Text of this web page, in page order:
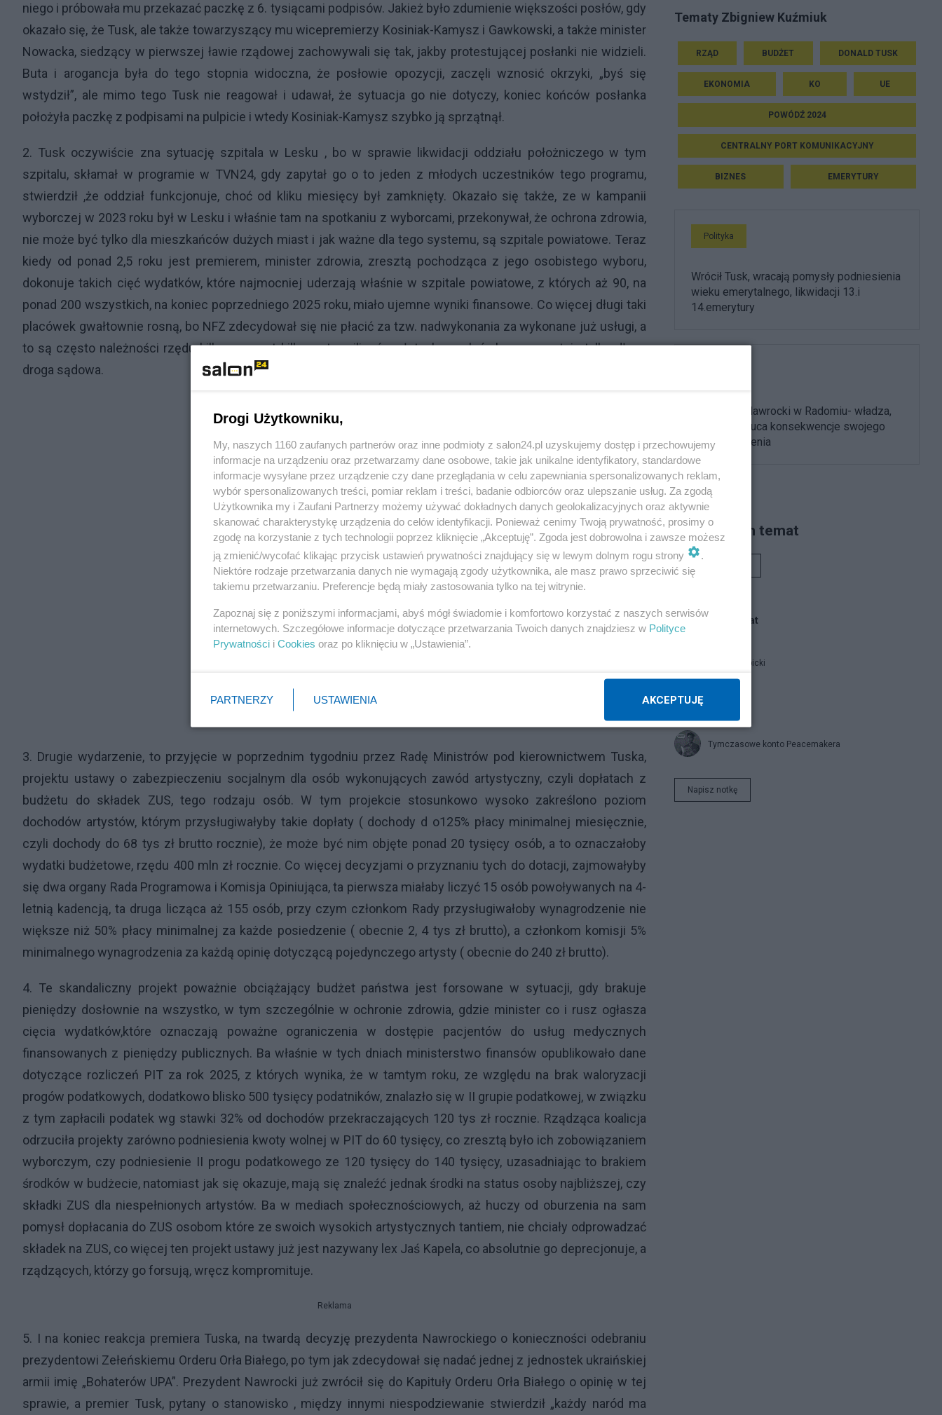
niego i próbowała mu przekazać paczkę z 6. tysiącami podpisów. Jakież było zdumienie większości posłów, gdy
okazało się, że Tusk, ale także towarzyszący mu wicepremierzy Kosiniak-Kamysz i Gawkowski, a także minister
Nowacka, siedzący w pierwszej ławie rządowej zachowywali się tak, jakby protestującej posłanki nie widzieli.
Buta i arogancja była do tego stopnia widoczna, że posłowie opozycji, zaczęli wznosić okrzyki, „byś się
wstydził”, ale mimo tego Tusk nie reagował i udawał, że sytuacja go nie dotyczy, koniec końców posłanka
położyła paczkę z podpisami na pulpicie i wtedy Kosiniak-Kamysz szybko ją sprzątnął.
2. Tusk oczywiście zna sytuację szpitala w Lesku , bo w sprawie likwidacji oddziału położniczego w tym
szpitalu, skłamał w programie w TVN24, gdy zapytał go o to jeden z młodych uczestników tego programu,
stwierdził ,że oddział funkcjonuje, choć od kliku miesięcy był zamknięty. Okazało się także, ze w kampanii
wyborczej w 2023 roku był w Lesku i właśnie tam na spotkaniu z wyborcami, przekonywał, że ochrona zdrowia,
nie może być tylko dla mieszkańców dużych miast i jak ważne dla tego systemu, są szpitale powiatowe. Teraz
kiedy od ponad 2,5 roku jest premierem, minister zdrowia, zresztą pochodząca z jego osobistego wyboru,
dokonuje takich cięć wydatków, które najmocniej uderzają właśnie w szpitale powiatowe, z których aż 90, na
ponad 200 wszystkich, na koniec poprzedniego 2025 roku, miało ujemne wyniki finansowe. Co więcej długi taki
placówek gwałtownie rosną, bo NFZ zdecydował się nie płacić za tzw. nadwykonania za wykonane już usługi, a
to są często należności rzędu kilku, a nawet kilkunastu milionów złotych, a palcówkom pozostaje tylko długa
droga sądowa.
3. Drugie wydarzenie, to przyjęcie w poprzednim tygodniu przez Radę Ministrów pod kierownictwem Tuska,
projektu ustawy o zabezpieczeniu socjalnym dla osób wykonujących zawód artystyczny, czyli dopłatach z
budżetu do składek ZUS, tego rodzaju osób. W tym projekcie stosunkowo wysoko zakreślono poziom
dochodów artystów, którym przysługiwałyby takie dopłaty ( dochody d o125% płacy minimalnej miesięcznie,
czyli dochody do 68 tys zł brutto rocznie), że może być nim objęte ponad 20 tysięcy osób, a to oznaczałoby
wydatki budżetowe, rzędu 400 mln zł rocznie. Co więcej decyzjami o przyznaniu tych do dotacji, zajmowałyby
się dwa organy Rada Programowa i Komisja Opiniująca, ta pierwsza miałaby liczyć 15 osób powoływanych na 4-
letnią kadencją, ta druga licząca aż 155 osób, przy czym członkom Rady przysługiwałoby wynagrodzenie nie
większe niż 50% płacy minimalnej za każde posiedzenie ( obecnie 2, 4 tys zł brutto), a członkom komisji 5%
minimalnego wynagrodzenia za każdą opinię dotyczącą pojedynczego artysty ( obecnie do 240 zł brutto).
4. Te skandaliczny projekt poważnie obciążający budżet państwa jest forsowane w sytuacji, gdy brakuje
pieniędzy dosłownie na wszystko, w tym szczególnie w ochronie zdrowia, gdzie minister co i rusz ogłasza
cięcia wydatków,które oznaczają poważne ograniczenia w dostępie pacjentów do usług medycznych
finansowanych z pieniędzy publicznych. Ba właśnie w tych dniach ministerstwo finansów opublikowało dane
dotyczące rozliczeń PIT za rok 2025, z których wynika, że w tamtym roku, ze względu na brak waloryzacji
progów podatkowych, dodatkowo blisko 500 tysięcy podatników, znalazło się w II grupie podatkowej, w związku
z tym zapłacili podatek wg stawki 32% od dochodów przekraczających 120 tys zł rocznie. Rządząca koalicja
odrzuciła projekty zarówno podniesienia kwoty wolnej w PIT do 60 tysięcy, co zresztą było ich zobowiązaniem
wyborczym, czy podniesienie II progu podatkowego ze 120 tysięcy do 140 tysięcy, uzasadniając to brakiem
środków w budżecie, natomiast jak się okazuje, mają się znaleźć jednak środki na status osoby najbliższej, czy
składki ZUS dla niespełnionych artystów. Ba w mediach społecznościowych, aż huczy od oburzenia na sam
pomysł dopłacania do ZUS osobom które ze swoich wysokich artystycznych tantiem, nie chciały odprowadzać
składek na ZUS, co więcej ten projekt ustawy już jest nazywany lex Jaś Kapela, co absolutnie go deprecjonuje, a
rządzących, którzy go forsują, wręcz kompromituje.
Reklama
5. I na koniec reakcja premiera Tuska, na twardą decyzję prezydenta Nawrockiego o konieczności odebraniu
prezydentowi Zełeńskiemu Orderu Orła Białego, po tym jak zdecydował się nadać jednej z jednostek ukraińskiej
armii imię „Bohaterów UPA”. Prezydent Nawrocki już zwrócił się do Kapituły Orderu Orła Białego o opinię w tej
sprawie, a premier Tusk, pytany o stanowisko , między innymi niespodziewanie stwierdził „każdy naród ma
Tematy Zbigniew Kuźmiuk
RZĄD BUDŻET DONALD TUSK
EKONOMIA KO UE
POWÓDŹ 2024
CENTRALNY PORT KOMUNIKACYJNY
BIZNES EMERYTURY
Polityka
Wrócił Tusk, wracają pomysły podniesienia
wieku emerytalnego, likwidacji 13.i
14.emerytury
Prezydent Nawrocki w Radomiu- władza,
która przerzuca konsekwencje swojego
złego rządzenia
Piszą na ten temat
Blogi na ten temat
Jan Filip Libicki
Tymczasowe konto Peacemakera
Napisz notkę
Drogi Użytkowniku,
My, naszych 1160 zaufanych partnerów oraz inne podmioty z salon24.pl uzyskujemy dostęp i przechowujemy
informacje na urządzeniu oraz przetwarzamy dane osobowe, takie jak unikalne identyfikatory, standardowe
informacje wysyłane przez urządzenie czy dane przeglądania w celu zapewniania spersonalizowanych reklam,
wybór spersonalizowanych treści, pomiar reklam i treści, badanie odbiorców oraz ulepszanie usług. Za zgodą
Użytkownika my i Zaufani Partnerzy możemy używać dokładnych danych geolokalizacyjnych oraz aktywnie
skanować charakterystykę urządzenia do celów identyfikacji. Ponieważ cenimy Twoją prywatność, prosimy o
zgodę na korzystanie z tych technologii poprzez kliknięcie „Akceptuję”. Zgoda jest dobrowolna i zawsze możesz
ją zmienić/wycofać klikając przycisk ustawień prywatności znajdujący się w lewym dolnym rogu strony
.
Niektóre rodzaje przetwarzania danych nie wymagają zgody użytkownika, ale masz prawo sprzeciwić się
takiemu przetwarzaniu. Preferencje będą miały zastosowania tylko na tej witrynie.
Zapoznaj się z poniższymi informacjami, abyś mógł świadomie i komfortowo korzystać z naszych serwisów
internetowych. Szczegółowe informacje dotyczące przetwarzania Twoich danych znajdziesz w Polityce
Prywatności i Cookies oraz po kliknięciu w „Ustawienia”.
PARTNERZY USTAWIENIA AKCEPTUJĘ